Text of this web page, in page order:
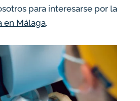
para interesarse por la
en Málaga.